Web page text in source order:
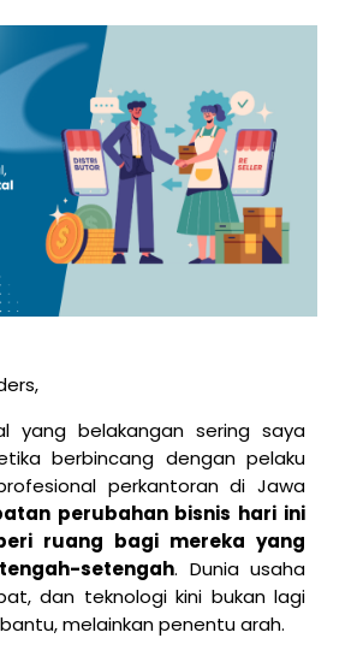
yang belakangan sering saya
berbincang dengan pelaku
perkantoran di Jawa
perubahan bisnis hari ini
ruang bagi mereka yang
setengah. Dunia usaha
dan teknologi kini bukan lagi
melainkan penentu arah.